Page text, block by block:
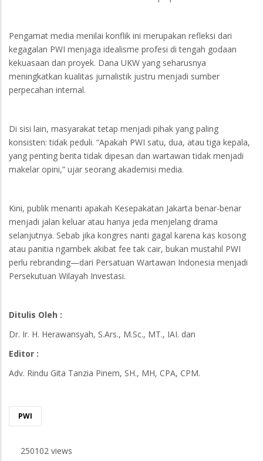
Pengamat media menilai konflik ini merupakan refleksi dari
kegagalan PWI menjaga idealisme profesi di tengah godaan
kekuasaan dan proyek. Dana UKW yang seharusnya
meningkatkan kualitas jurnalistik justru menjadi sumber
perpecahan internal.
Di sisi lain, masyarakat tetap menjadi pihak yang paling
konsisten: tidak peduli. “Apakah PWI satu, dua, atau tiga kepala,
yang penting berita tidak dipesan dan wartawan tidak menjadi
makelar opini,” ujar seorang akademisi media.
Kini, publik menanti apakah Kesepakatan Jakarta benar-benar
menjadi jalan keluar atau hanya jeda menjelang drama
selanjutnya. Sebab jika kongres nanti gagal karena kas kosong
atau panitia ngambek akibat fee tak cair, bukan mustahil PWI
perlu rebranding—dari Persatuan Wartawan Indonesia menjadi
Persekutuan Wilayah Investasi.
Ditulis Oleh :
Dr. Ir. H. Herawansyah, S.Ars., M.Sc., MT., IAI. dan
Editor :
Adv. Rindu Gita Tanzia Pinem, SH., MH, CPA, CPM.
PWI
250102 views